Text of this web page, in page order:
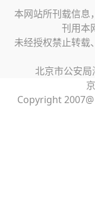
本网站所刊载信息
刊用本
未经授权禁止转载
北京市公安
Copyright 2007@